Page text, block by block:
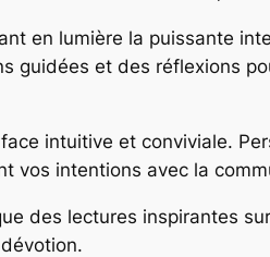
en lumière la puissante
guidées et des réflexions
intuitive et conviviale.
vos intentions avec la
des lectures inspirantes